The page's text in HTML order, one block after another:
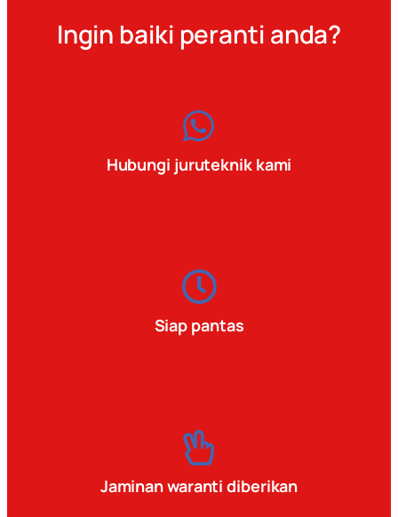
Ingin baiki peranti anda?
Hubungi juruteknik kami
Siap pantas
Jaminan waranti diberikan